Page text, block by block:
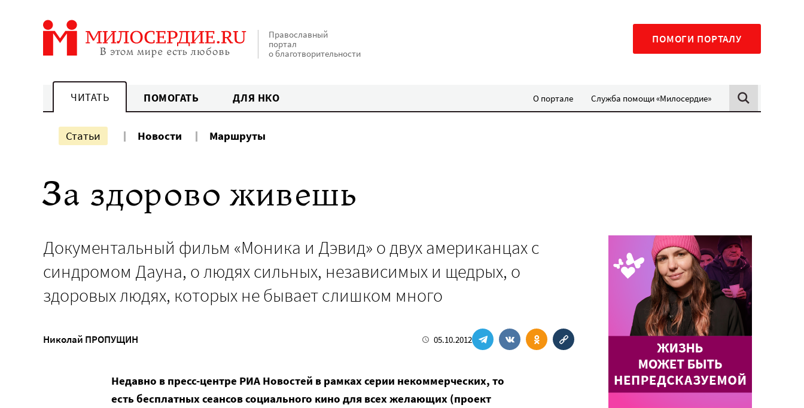
Православный
портал
о благотворительности
ПОМОГИ ПОРТАЛУ
ЧИТАТЬ ПОМОГАТЬ ДЛЯ НКО О портале Служба помощи «Милосердие»
Статьи Новости Маршруты
За здорово живешь
Документальный фильм «Моника и Дэвид» о двух американцах с
синдромом Дауна, о людях сильных, независимых и щедрых, о
здоровых людях, которых не бывает слишком много
Николай ПРОПУЩИН 05.10.2012
Недавно в пресс-центре РИА Новостей в рамках серии некоммерческих, то
есть бесплатных сеансов социального кино для всех желающих (проект